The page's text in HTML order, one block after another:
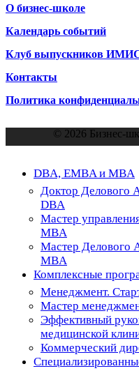
О бизнес-школе
Календарь событий
Клуб выпускников
Контакты
Политика
© 2026 Бизнес-
Close
DBA, EMBA и MBA
Доктор Делового
DBA
Мастер
MBA
Мастер Делового
MBA
Комплексные
Менеджмент.
Мастер
Эффективный
медицинской
Коммерческий